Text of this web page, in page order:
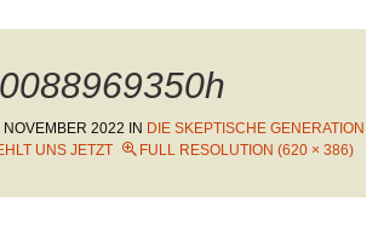
NOVEMBER 2022 IN DIE SKEPTISCHE GENERATION
UNS JETZT
FULL RESOLUTION (620 × 386)